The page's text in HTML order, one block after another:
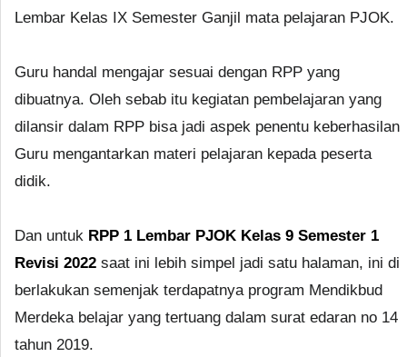
Lembar Kelas IX Semester Ganjil mata pelajaran PJOK.
Guru handal mengajar sesuai dengan RPP yang
dibuatnya. Oleh sebab itu kegiatan pembelajaran yang
dilansir dalam RPP bisa jadi aspek penentu keberhasilan
Guru mengantarkan materi pelajaran kepada peserta
didik.
Dan untuk RPP 1 Lembar PJOK Kelas 9 Semester 1
Revisi 2022 saat ini lebih simpel jadi satu halaman, ini di
berlakukan semenjak terdapatnya program Mendikbud
Merdeka belajar yang tertuang dalam surat edaran no 14
tahun 2019.